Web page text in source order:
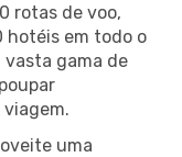
rotas de voo,
hotéis em todo o
vasta gama de
uma